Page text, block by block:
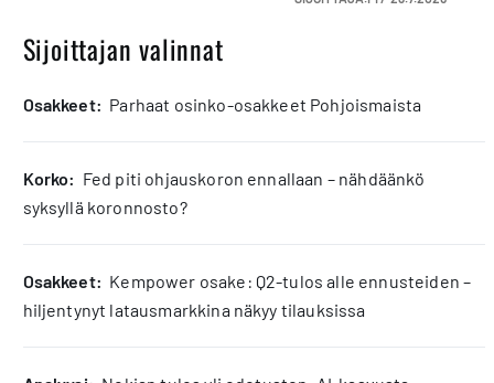
Sijoittajan valinnat
osakkeet: Parhaat osinko-osakkeet Pohjoismaista
korko: Fed piti ohjauskoron ennallaan – nähdäänkö
syksyllä koronnosto?
osakkeet: Kempower osake: Q2-tulos alle ennusteiden –
hiljentynyt latausmarkkina näkyy tilauksissa